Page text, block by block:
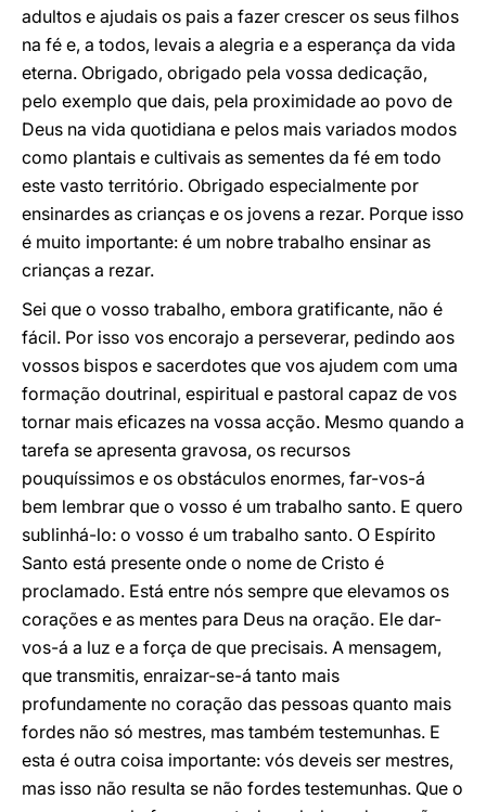
adultos e ajudais os pais a fazer crescer os seus filhos
na fé e, a todos, levais a alegria e a esperança da vida
eterna. Obrigado, obrigado pela vossa dedicação,
pelo exemplo que dais, pela proximidade ao povo de
Deus na vida quotidiana e pelos mais variados modos
como plantais e cultivais as sementes da fé em todo
este vasto território. Obrigado especialmente por
ensinardes as crianças e os jovens a rezar. Porque isso
é muito importante: é um nobre trabalho ensinar as
crianças a rezar.
Sei que o vosso trabalho, embora gratificante, não é
fácil. Por isso vos encorajo a perseverar, pedindo aos
vossos bispos e sacerdotes que vos ajudem com uma
formação doutrinal, espiritual e pastoral capaz de vos
tornar mais eficazes na vossa acção. Mesmo quando a
tarefa se apresenta gravosa, os recursos
pouquíssimos e os obstáculos enormes, far-vos-á
bem lembrar que o vosso é um trabalho santo. E quero
sublinhá-lo: o vosso é um trabalho santo. O Espírito
Santo está presente onde o nome de Cristo é
proclamado. Está entre nós sempre que elevamos os
corações e as mentes para Deus na oração. Ele dar-
vos-á a luz e a força de que precisais. A mensagem,
que transmitis, enraizar-se-á tanto mais
profundamente no coração das pessoas quanto mais
fordes não só mestres, mas também testemunhas. E
esta é outra coisa importante: vós deveis ser mestres,
mas isso não resulta se não fordes testemunhas. Que o